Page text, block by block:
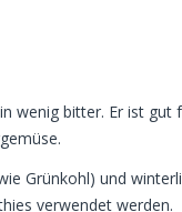
wenig bitter. Er ist gut
Grünkohl) und
verwendet werden.